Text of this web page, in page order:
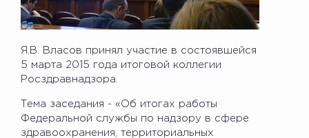
Я.В. Власов принял участие в состоявшейся
5 марта 2015 года итоговой коллегии
Росздравнадзора.
Тема заседания - «Об итогах работы
Федеральной службы по надзору в сфере
здравоохранения, территориальных